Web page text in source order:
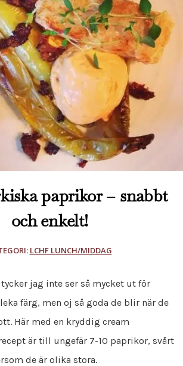
paprikor – snabbt
och enkelt!
LCHF LUNCH/MIDDAG
jag inte ser så mycket ut för
färg, men oj så goda de blir när de
Här med en kryddig cream
är till ungefär 7-10 paprikor, svårt
de är olika stora.